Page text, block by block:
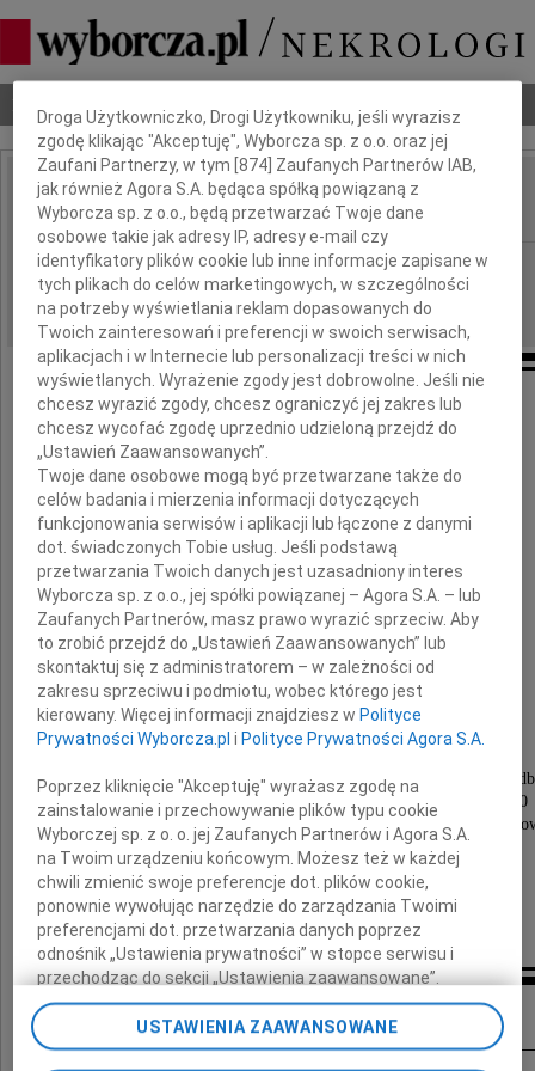
Nekrologi Odeszli Poradnik pogrzebowy
IMIĘ I NAZWISKO: Janusz Kidawa
REGION: Katowice
DATA EMISJI: 07.09.2010
Ze smutkiem i żalem zawiadamiamy,
że w dniu 4 września 2010 roku zmarł
nasz ukochany Mąż, Ojciec, Brat i Dziadek
Janusz Kidawa
reżyser filmowy.
Msza święta żałobna oraz uroczystości pogrzebowe
w dniu 9 września 2010 roku o godzinie 12.00
w kaplicy na cmentarzu przy ulicy Francuskiej w
Pogrążona w żałobie
rodzina
Kondolencje
Dbamy o Twoją prywatność
Droga Użytkowniczko, Drogi Użytkowniku, jeśli wyrazisz
zgodę klikając "Akceptuję", Wyborcza sp. z o.o. oraz jej
Zaufani Partnerzy, w tym [874 ] Zaufanych Partnerów IAB,
jak również Agora S.A. będąca spółką powiązaną z
Wyborcza sp. z o.o., będą przetwarzać Twoje dane
osobowe takie jak adresy IP, adresy e-mail czy
identyfikatory plików cookie lub inne informacje zapisane w
tych plikach do celów marketingowych, w szczególności
na potrzeby wyświetlania reklam dopasowanych do
Twoich zainteresowań i preferencji w swoich serwisach,
aplikacjach i w Internecie lub personalizacji treści w nich
wyświetlanych. Wyrażenie zgody jest dobrowolne. Jeśli nie
chcesz wyrazić zgody, chcesz ograniczyć jej zakres lub
chcesz wycofać zgodę uprzednio udzieloną przejdź do
„Ustawień Zaawansowanych”.
Twoje dane osobowe mogą być przetwarzane także do
celów badania i mierzenia informacji dotyczących
funkcjonowania serwisów i aplikacji lub łączone z danymi
dot. świadczonych Tobie usług. Jeśli podstawą
przetwarzania Twoich danych jest uzasadniony interes
Wyborcza sp. z o.o., jej spółki powiązanej – Agora S.A. – lub
Zaufanych Partnerów, masz prawo wyrazić sprzeciw. Aby
to zrobić przejdź do „Ustawień Zaawansowanych” lub
skontaktuj się z administratorem – w zależności od
zakresu sprzeciwu i podmiotu, wobec którego jest
kierowany. Więcej informacji znajdziesz w Polityce
Prywatności Wyborcza.pl i Polityce Prywatności Agora S.A.
Poprzez kliknięcie "Akceptuję" wyrażasz zgodę na
zainstalowanie i przechowywanie plików typu cookie
Wyborczej sp. z o. o. jej Zaufanych Partnerów i Agora S.A.
na Twoim urządzeniu końcowym. Możesz też w każdej
chwili zmienić swoje preferencje dot. plików cookie,
ponownie wywołując narzędzie do zarządzania Twoimi
preferencjami dot. przetwarzania danych poprzez
odnośnik „Ustawienia prywatności” w stopce serwisu i
przechodząc do sekcji „Ustawienia zaawansowane”.
Zmiana ustawień plików cookie możliwa jest także za
pomocą ustawień przeglądarki.
USTAWIENIA ZAAWANSOWANE